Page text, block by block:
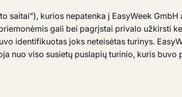
saitai"), kurios nepatenka į EasyWeek
gali bei pagrįstai privalo užkirsti
identifikuotas joks neteisėtas turinys.
nuo viso susietų puslapių turinio, kuris buvo